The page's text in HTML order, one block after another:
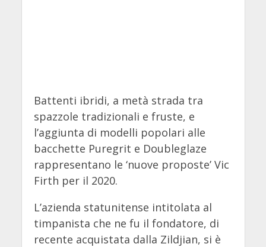
Battenti ibridi, a metà strada tra
spazzole tradizionali e fruste, e
l’aggiunta di modelli popolari alle
bacchette Puregrit e Doubleglaze
rappresentano le ‘nuove proposte’ Vic
Firth per il 2020.
L’azienda statunitense intitolata al
timpanista che ne fu il fondatore, di
recente acquistata dalla Zildjian, si è